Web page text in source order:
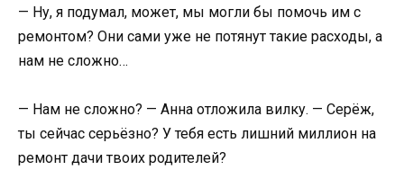
— Ну, я подумал, может, мы могли бы помочь им с
ремонтом? Они сами уже не потянут такие расходы, а
нам не сложно…
— Нам не сложно? — Анна отложила вилку. — Серёж,
ты сейчас серьёзно? У тебя есть лишний миллион на
ремонт дачи твоих родителей?